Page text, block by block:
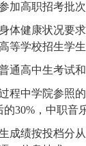
加高职招考批
体健康状况要
等学校招生学
通高中生考试
过程中学院参照
的30%，中职音
生成绩按投档分